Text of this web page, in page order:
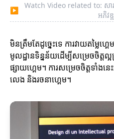
▶
Watch Video related to: សារៈ
អភិវឌ្
មិនត្រឹមតែដូច្នេះទេ ការវាយតម្លៃហ្គ
មូលដ្ឋានទិន្នន័យដើម្បីសម្រេចចិត្តល្
ផ្សាយហ្គេម។ ការសម្រេចចិត្តទាំងនេ
លេង និងរចនាហ្គេម។